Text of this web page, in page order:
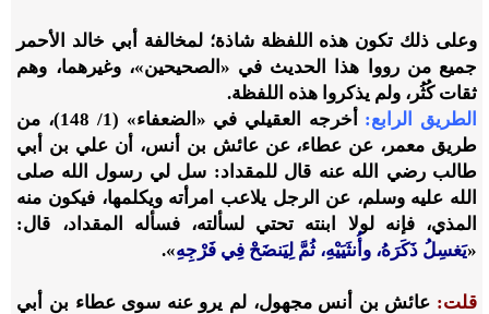
وعلى ذلك تكون هذه اللفظة شاذة؛ لمخالفة أبي خالد الأحمر
جميع من رووا هذا الحديث في «الصحيحين»، وغيرهما، وهم
ثقات كُثُر، ولم يذكروا هذه اللفظة.
الطريق الرابع:
أخرجه العقيلي في «الضعفاء» (1/ 148)، من
طريق معمر، عن عطاء، عن عائش بن أنس، أن علي بن أبي
طالب رضي الله عنه قال للمقداد: سل لي رسول الله صلى
الله عليه وسلم، عن الرجل يلاعب امرأته ويكلمها، فيكون منه
المذي، فإنه لولا ابنته تحتي لسألته، فسأله المقداد، قال:
«يَغسِلُ ذَكَرَهُ، وأُنثَيَيْهِ، ثُمَّ لِيَنضَحْ فِي فَرْجِهِ».
قلت: عائش بن أنس مجهول، لم يرو عنه سوى عطاء بن أبي